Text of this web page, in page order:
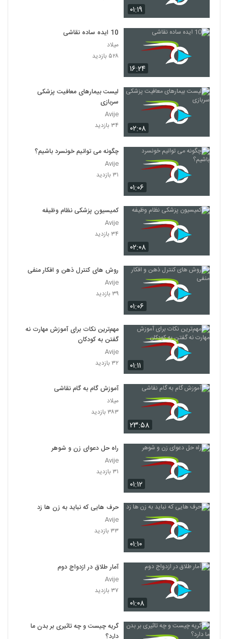
۰۱:۱۹
۱۶:۲۴
10 ایده ساده نقاشی
میلاد
۵۲۸ بازدید
۰۲:۰۸
لیست بیمارهای معافیت پزشکی
سربازی
Avije
۳۴ بازدید
۰۱:۰۶
چگونه می توانیم خونسرد باشیم؟
Avije
۳۱ بازدید
۰۲:۰۸
کمیسیون پزشکی نظام وظیفه
Avije
۳۴ بازدید
۰۱:۰۶
روش های کنترل ذهن و افکار منفی
Avije
۳۹ بازدید
۰۱:۱۱
مهم‌ترین نکات برای آموزش مهارت نه
گفتن به کودکان
Avije
۳۲ بازدید
۲۳:۵۸
آموزش گام به گام نقاشی
میلاد
۳۸۳ بازدید
۰۱:۱۲
راه حل دعوای زن و شوهر
Avije
۳۱ بازدید
۰۱:۱۰
حرف هایی که نباید به زن ها زد
Avije
۳۳ بازدید
۰۱:۰۸
آمار طلاق در ازدواج دوم
Avije
۳۷ بازدید
گریه چیست و چه تاثیری بر بدن ما
دارد؟